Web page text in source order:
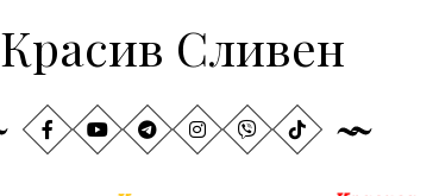
Красив Сливен